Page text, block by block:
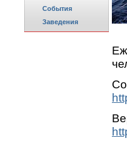
События
Заведения